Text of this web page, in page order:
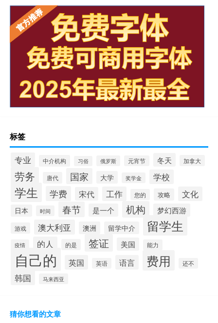
标签
专业 中介机构 习俗 俄罗斯 元宵节 冬天 加拿大
劳务 唐代 国家 大学 奖学金 学校
学生 学费 宋代 工作 您的 攻略 文化
日本 时间 春节 是一个 机构 梦幻西游
游戏 澳大利亚 澳洲 留学中介 留学生
疫情 的人 的是 签证 美国 能力
自己的 英国 英语 语言 费用 还不
韩国 马来西亚
猜你想看的文章